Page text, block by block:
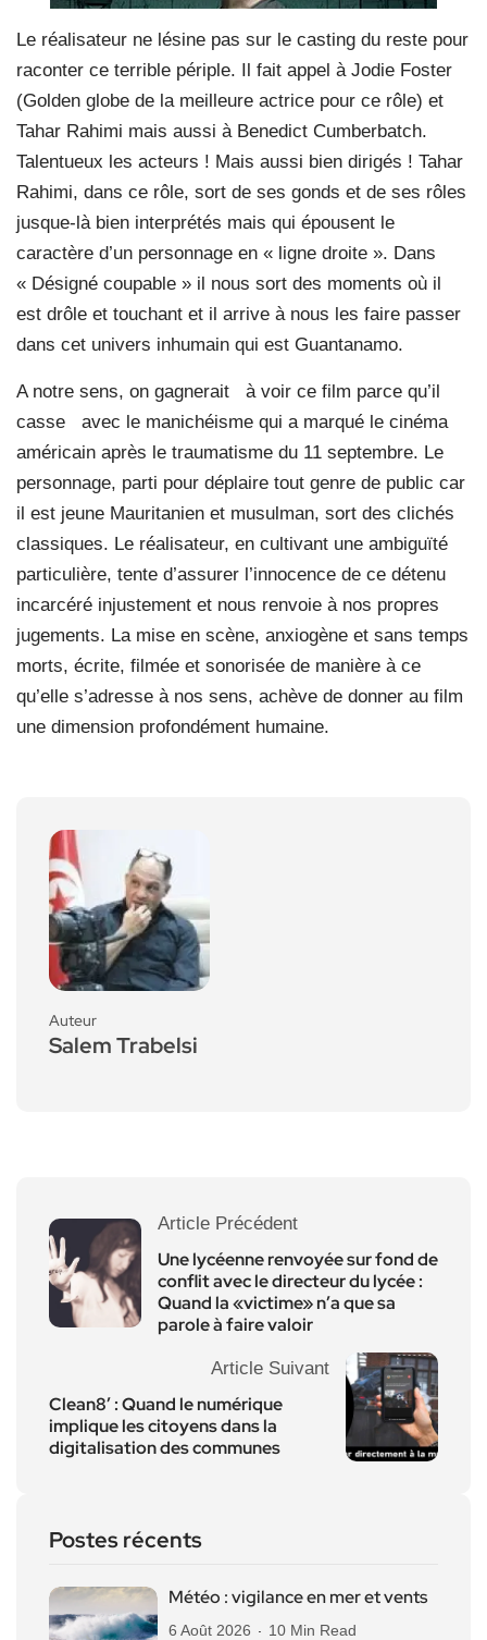
Le réalisateur ne lésine pas sur le casting du reste pour
raconter ce terrible périple. Il fait appel à Jodie Foster
(Golden globe de la meilleure actrice pour ce rôle) et
Tahar Rahimi mais aussi à Benedict Cumberbatch.
Talentueux les acteurs ! Mais aussi bien dirigés ! Tahar
Rahimi, dans ce rôle, sort de ses gonds et de ses rôles
jusque-là bien interprétés mais qui épousent le
caractère d’un personnage en « ligne droite ». Dans
« Désigné coupable » il nous sort des moments où il
est drôle et touchant et il arrive à nous les faire passer
dans cet univers inhumain qui est Guantanamo.
A notre sens, on gagnerait
à voir ce film parce qu’il
casse
avec le manichéisme qui a marqué le cinéma
américain après le traumatisme du 11 septembre. Le
personnage, parti pour déplaire tout genre de public car
il est jeune Mauritanien et musulman, sort des clichés
classiques. Le réalisateur, en cultivant une ambiguïté
particulière, tente d’assurer l’innocence de ce détenu
incarcéré injustement et nous renvoie à nos propres
jugements. La mise en scène, anxiogène et sans temps
morts, écrite, filmée et sonorisée de manière à ce
qu’elle s’adresse à nos sens, achève de donner au film
une dimension profondément humaine.
Auteur
Salem Trabelsi
Article Précédent
Une lycéenne renvoyée sur fond de
conflit avec le directeur du lycée :
Quand la «victime» n’a que sa
parole à faire valoir
Article Suivant
Clean8’ : Quand le numérique
implique les citoyens dans la
digitalisation des communes
Postes récents
Météo : vigilance en mer et vents
6 Août 2026 10 Min Read